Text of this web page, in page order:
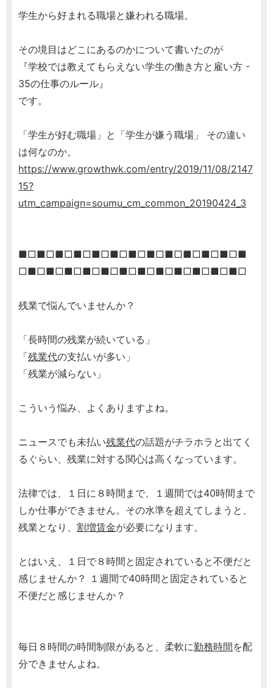
学生から好まれる職場と嫌われる職場。
その境目はどこにあるのかについて書いたのが
『学校では教えてもらえない学生の働き方と雇い方 -
35の仕事のルール』
です。
「学生が好む職場」と「学生が嫌う職場」 その違い
は何なのか。
https://www.growthwk.com/entry/2019/11/08/2147
15?
utm_campaign=soumu_cm_common_20190424_3
■□■□■□■□■□■□■□■□■□■□■□■□■
□■□■□■□■□■□■□■□■□■□■□■□■□
残業で悩んでいませんか？
「長時間の残業が続いている」
「残業代の支払いが多い」
「残業が減らない」
こういう悩み、よくありますよね。
ニュースでも未払い残業代の話題がチラホラと出てく
るぐらい、残業に対する関心は高くなっています。
法律では、１日に８時間まで、１週間では40時間まで
しか仕事ができません。その水準を超えてしまうと、
残業となり、 割増賃金が必要になります。
とはいえ、１日で８時間と固定されていると不便だと
感じませんか？ １週間で40時間と固定されていると
不便だと感じませんか？
毎日８時間の時間制限があると、柔軟に勤務時間を配
分できませんよね。